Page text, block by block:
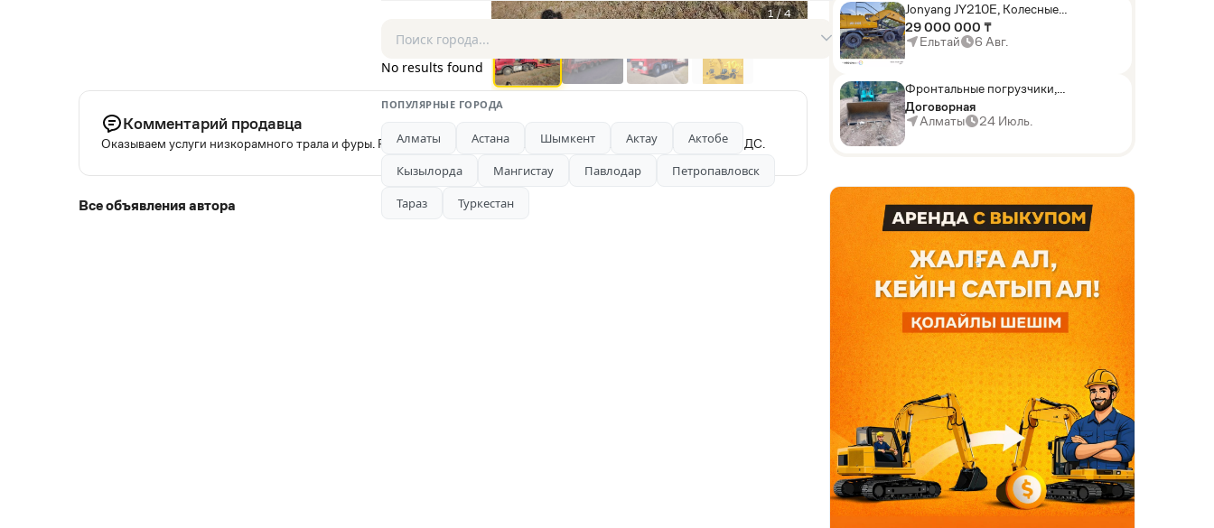
1 / 4
Комментарий продавца
Оказываем услуги низкорамного трала и фуры. Работаем как за наличный расчёт так и безналичный расчёт с НДС.
Все объявления автора
Jonyang JY210E, Колесные
экскаваторы
29 000 000 ₸
Ельтай
6 Авг.
Фронтальные погрузчики,
Sunward ZYJ 320
Договорная
Алматы
24 Июль.
No results found
ПОПУЛЯРНЫЕ ГОРОДА
Алматы Астана Шымкент Актау
Актобе
Кызылорда
Мангистау Павлодар
Петропавловск
Тараз
Туркестан